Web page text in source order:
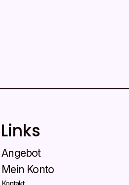
Links
Angebot
Mein Konto